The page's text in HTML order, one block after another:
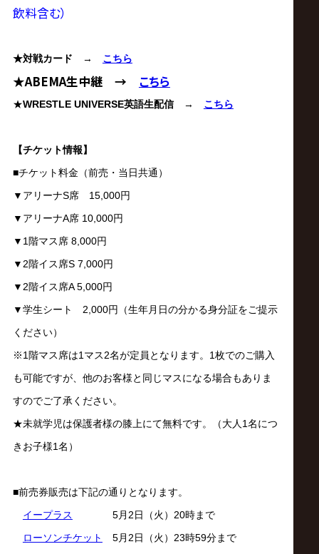
飲料含む）
★対戦カード → こちら
★ABEMA生中継 → こちら
★WRESTLE UNIVERSE英語生配信→ こちら
【チケット情報】
■チケット料金（前売・当日共通）
▼アリーナS席 15,000円
▼アリーナA席 10,000円
▼1階マス席 8,000円
▼2階イス席S 7,000円
▼2階イス席A 5,000円
▼学生シート 2,000円（生年月日の分かる身分証をご提示
ください）
※1階マス席は1マス2名が定員となります。1枚でのご購入
も可能ですが、他のお客様と同じマスになる場合もありま
すのでご了承ください。
★未就学児は保護者様の膝上にて無料です。（大人1名につ
きお子様1名）
■前売券販売は下記の通りとなります。
イープラス
5月2日（火）20時まで
ローソンチケット
5月2日（火）23時59分まで